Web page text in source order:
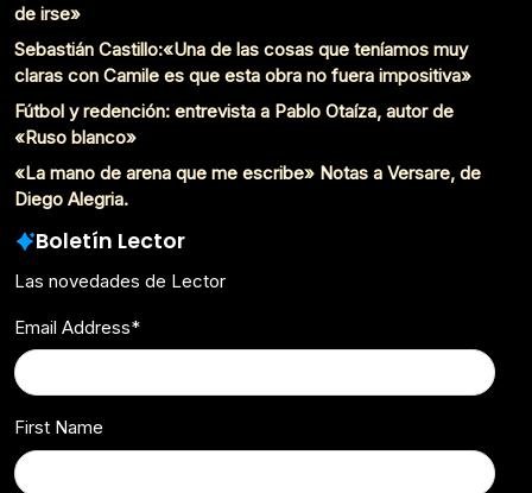
de irse»
Sebastián Castillo:«Una de las cosas que teníamos muy
claras con Camile es que esta obra no fuera impositiva»
Fútbol y redención: entrevista a Pablo Otaíza, autor de
«Ruso blanco»
«La mano de arena que me escribe» Notas a Versare, de
Diego Alegria.
Boletín Lector
Las novedades de Lector
Email Address*
First Name